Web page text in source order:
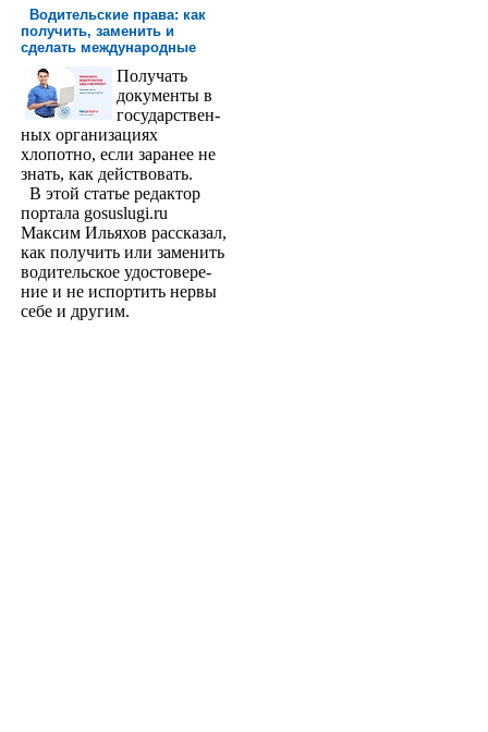
Водительские права: как
получить, заменить и
сделать международ­ные
Получать
доку­менты в
государствен­
ных организациях
хлопотно, если заранее не
знать, как действовать.
В этой статье редактор
портала gosuslugi.ru
Максим Ильяхов рассказал,
как получить или заменить
водительское удостовере­
ние и не испортить нервы
себе и другим.